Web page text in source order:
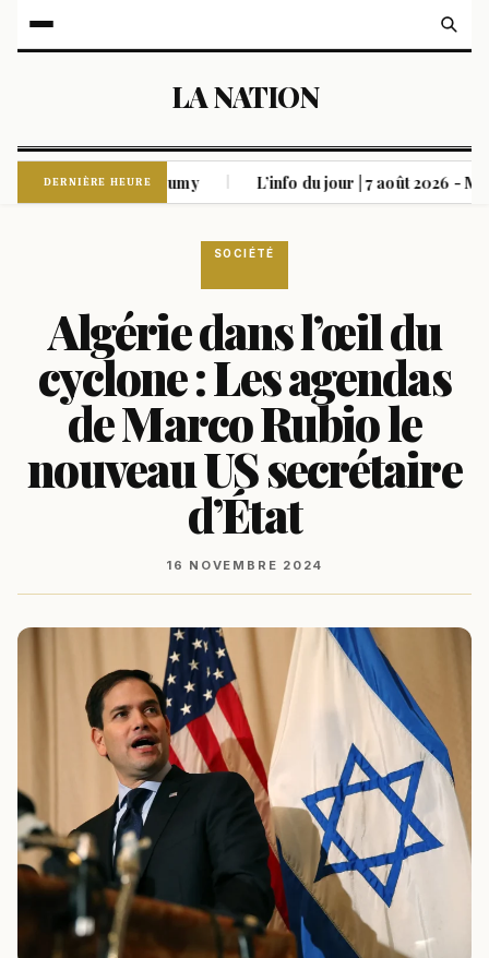
LA NATION
DERNIÈRE HEURE
Kharkiv et Soumy | L’info du jour | 7 août 2026 - Matin
SOCIÉTÉ
Algérie dans l’œil du
cyclone : Les agendas
de Marco Rubio le
nouveau US secrétaire
d’État
16 NOVEMBRE 2024